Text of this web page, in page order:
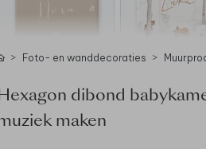
Foto- en wanddecoraties
dibond
maken